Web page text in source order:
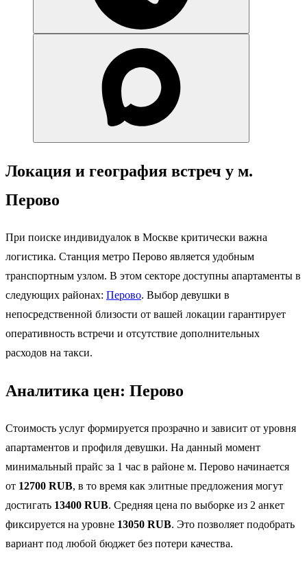
Локация и география встреч у м.
Перово
При поиске индивидуалок в Москве критически важна
логистика. Станция метро Перово является удобным
транспортным узлом. В этом секторе доступны апартаменты в
следующих районах: Перово. Выбор девушки в
непосредственной близости от вашей локации гарантирует
оперативность встречи и отсутствие дополнительных
расходов на такси.
Аналитика цен: Перово
Стоимость услуг формируется прозрачно и зависит от уровня
апартаментов и профиля девушки. На данный момент
минимальный прайс за 1 час в районе м. Перово начинается
от 12700 RUB, в то время как элитные предложения могут
достигать 13400 RUB. Средняя цена по выборке из 2 анкет
фиксируется на уровне 13050 RUB. Это позволяет подобрать
вариант под любой бюджет без потери качества.